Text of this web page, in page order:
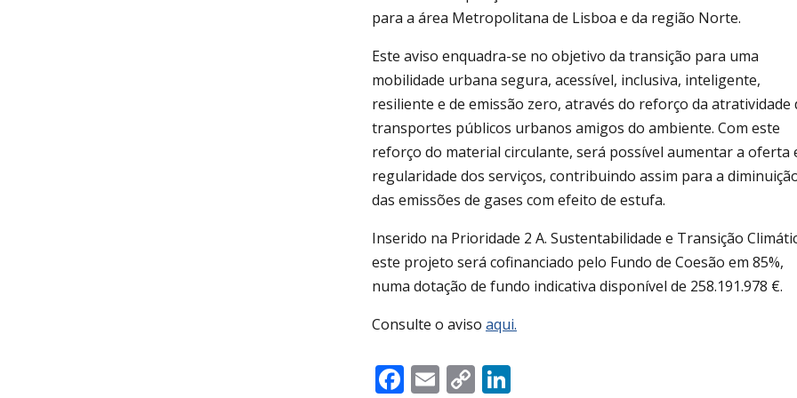
para a área Metropolitana de Lisboa e da região Norte.
Este aviso enquadra-se no objetivo da transição para uma
mobilidade urbana segura, acessível, inclusiva, inteligente,
resiliente e de emissão zero, através do reforço da atratividade
transportes públicos urbanos amigos do ambiente. Com este
reforço do material circulante, será possível aumentar a oferta
regularidade dos serviços, contribuindo assim para a
das emissões de gases com efeito de estufa.
Inserido na Prioridade 2 A. Sustentabilidade e Transição
este projeto será cofinanciado pelo Fundo de Coesão em 85%,
numa dotação de fundo indicativa disponível de 258.191.978 €.
Consulte o aviso aqui.
Facebook
Email
CopyLinkedIn